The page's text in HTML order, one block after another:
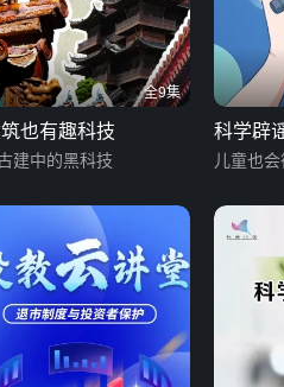
全9集
也有趣科技
建中的黑科技
科学辟
儿童也会